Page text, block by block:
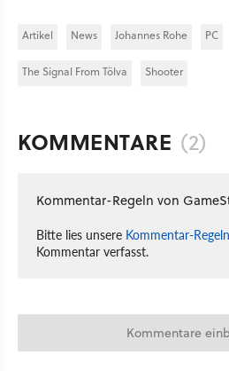
Artikel News Johannes Rohe PC
The Signal From Tölva Shooter
KOMMENTARE (2)
Kommentar-Regeln von
Bitte lies unsere Kommentar-Regeln
Kommentar verfasst.
Kommentare